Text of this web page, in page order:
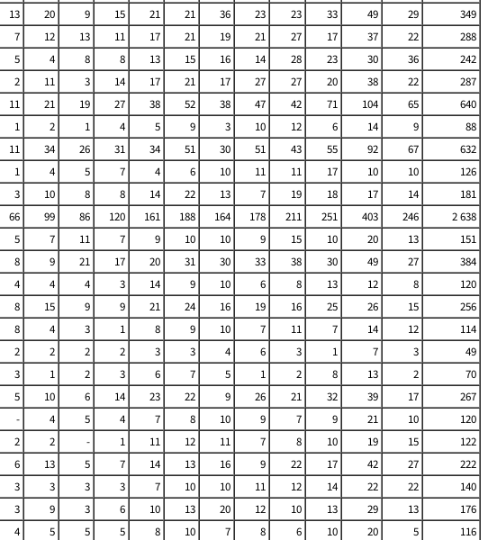
13 20 9 15 21 21 36 23 23 33 49 29
349
7 12 13 11 17 21 19 21 27 17 37 22
288
5 4 8 8 13 15 16 14 28 23 30 36
242
2 11 3 14 17 21 17 27 27 20 38 22
287
11 21 19 27 38 52 38 47 42 71 104 65
640
1 2 1 4 5 9 3 10 12 6 14 9
88
11 34 26 31 34 51 30 51 43 55 92 67
632
1 4 5 7 4 6 10 11 11 17 10 10
126
3 10 8 8 14 22 13 7 19 18 17 14
181
66 99 86 120 161 188 164 178 211 251 403 246
2 638
5 7 11 7 9 10 10 9 15 10 20 13
151
8 9 21 17 20 31 30 33 38 30 49 27
384
4 4 4 3 14 9 10 6 8 13 12 8
120
8 15 9 9 21 24 16 19 16 25 26 15
256
8 4 3 1 8 9 10 7 11 7 14 12
114
2 2 2 2 3 3 4 6 3 1 7 3
49
3 1 2 3 6 7 5 1 2 8 13 2
70
5 10 6 14 23 22 9 26 21 32 39 17
267
- 4 5 4 7 8 10 9 7 9 21 10
120
2 2 - 1 11 12 11 7 8 10 19 15
122
6 13 5 7 14 13 16 9 22 17 42 27
222
3 3 3 3 7 10 10 11 12 14 22 22
140
3 9 3 6 10 13 20 12 10 13 29 13
176
4 5 5 5 8 10 7 8 6 10 20 5
116